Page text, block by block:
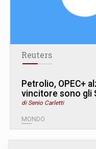
Reuters
Petrolio, OPEC+
vincitore sono gli
di Senio Carletti
MONDO